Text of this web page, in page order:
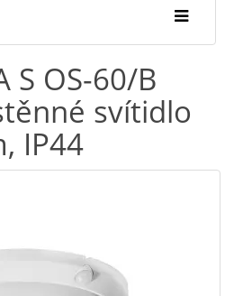
S OS-60/B
svítidlo
IP44